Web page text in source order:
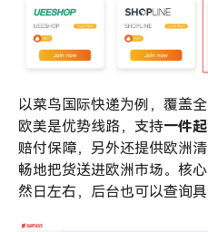
以菜鸟国际快递为例，覆盖
欧美是优势线路，支持一件
赔付保障，另外还提供欧洲
畅地把货送进欧洲市场。核
然日左右，后台也可以查询